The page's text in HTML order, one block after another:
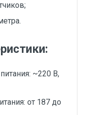
~220 В,
от 187 до